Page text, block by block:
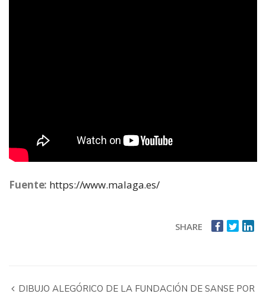
Fuente: https://www.malaga.es/
SHARE
DIBUJO ALEGÓRICO DE LA FUNDACIÓN DE SANSE POR